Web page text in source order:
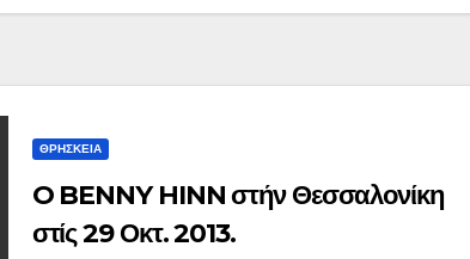
ΘΡΗΣΚΕΙΑ
O BENNY HINN στήν Θεσσαλονίκη
στίς 29 Οκτ. 2013.